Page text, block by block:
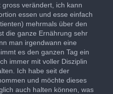
verändert, ich kann
essen und esse einfach
mehrmals über den
die ganze Ernährung sehr
man irgendwann eine
es den ganzen Tag ein
immer mit voller Disziplin
Ich habe seit der
und möchte dieses
auch halten können, was